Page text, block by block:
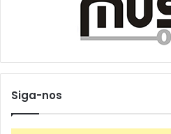
Siga-nos